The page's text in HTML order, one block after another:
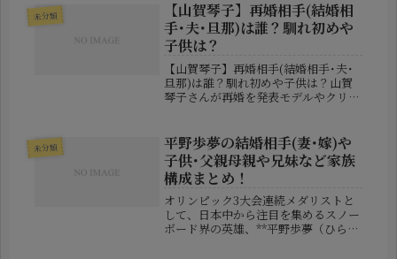
の活動自粛を発表し大きな波紋を呼ん
でいます。麻雀プロとして高い実績...
未分類
【山賀琴子】再婚相手(結婚相
手･夫･旦那)は誰？馴れ初めや
子供は？
【山賀琴子】再婚相手(結婚相手･夫･
旦那)は誰？馴れ初めや子供は？山賀
琴子さんが再婚を発表モデルやクリエ
集めています。山賀琴子さんは2026
年6月27日、自身のInstag...
未分類
平野歩夢の結婚相手(妻･嫁)や
子供･父親母親や兄妹など家族
構成まとめ！
オリンピック3大会連続メダリストと
して、日本中から注目を集めるスノー
ボード界の英雄、**平野歩夢（ひらの